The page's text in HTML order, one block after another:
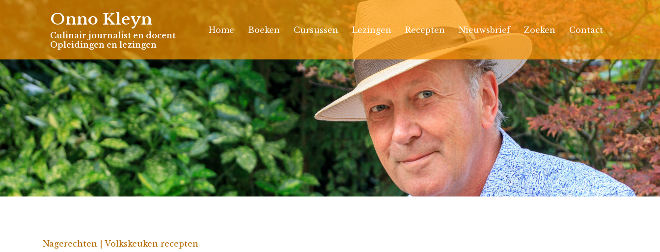
Skip
content
Onno Kleyn
Culinair journalist en docent
Opleidingen en lezingen
Home Boeken Cursussen Lezingen Recepten Nieuwsbrief Zoeken Contact
Nagerechten | Volkskeuken recepten